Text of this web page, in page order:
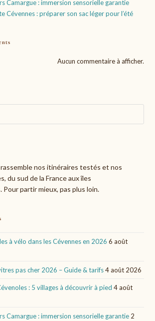
Camargue : immersion sensorielle garantie
Cévennes : préparer son sac léger pour l’été
Aucun commentaire à afficher.
nos itinéraires testés et nos
du sud de la France aux îles
partir mieux, pas plus loin.
à vélo dans les Cévennes en 2026 6 août
pas cher 2026 – Guide & tarifs 4 août 2026
: 5 villages à découvrir à pied 4 août
Camargue : immersion sensorielle garantie 2